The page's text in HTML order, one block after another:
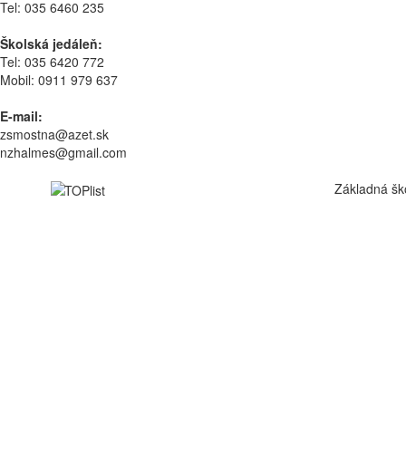
Tel: 035 6460 235
Školská jedáleň:
Tel: 035 6420 772
Mobil: 0911 979 637
E-mail:
zsmostna@azet.sk
nzhalmes@gmail.com
Základná